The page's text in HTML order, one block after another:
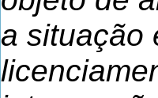
a situação